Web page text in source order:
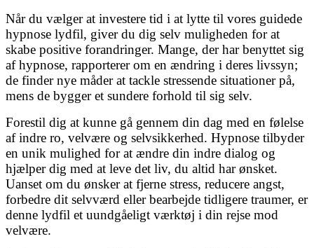
Når du vælger at investere tid i at lytte til vores guidede
hypnose lydfil, giver du dig selv muligheden for at
skabe positive forandringer. Mange, der har benyttet sig
af hypnose, rapporterer om en ændring i deres livssyn;
de finder nye måder at tackle stressende situationer på,
mens de bygger et sundere forhold til sig selv.
Forestil dig at kunne gå gennem din dag med en følelse
af indre ro, velvære og selvsikkerhed. Hypnose tilbyder
en unik mulighed for at ændre din indre dialog og
hjælper dig med at leve det liv, du altid har ønsket.
Uanset om du ønsker at fjerne stress, reducere angst,
forbedre dit selvværd eller bearbejde tidligere traumer, er
denne lydfil et uundgåeligt værktøj i din rejse mod
velvære.